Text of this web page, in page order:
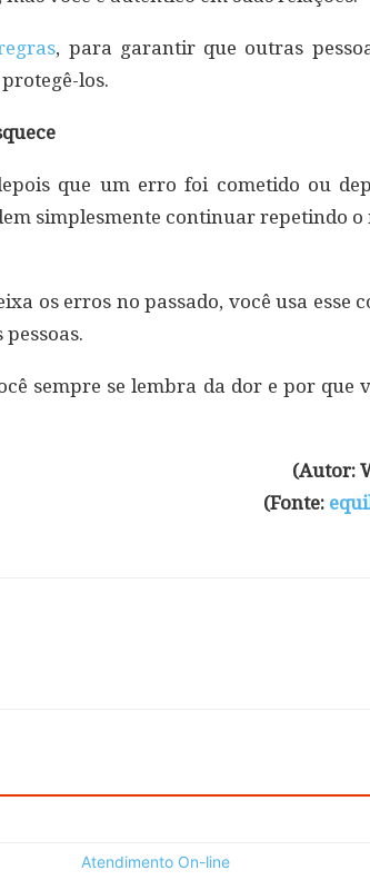
, para garantir que outras
los.
que um erro foi cometido ou
simplesmente continuar repetindo o
os erros no passado, você usa esse
pessoas.
sempre se lembra da dor e por que
(Autor:
(Fonte: